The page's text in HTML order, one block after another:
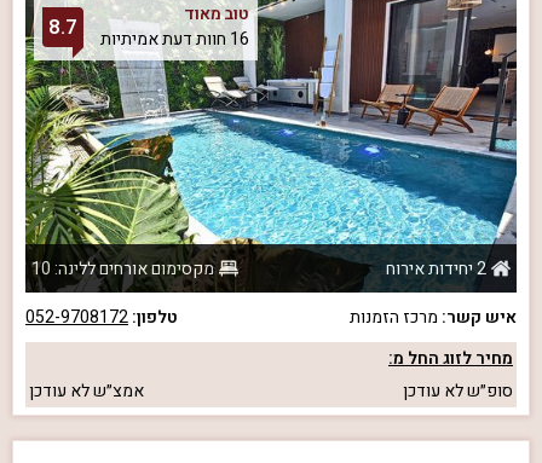
טוב מאוד
16 חוות דעת אמיתיות
8.7
2 יחידות אירוח
מקסימום אורחים ללינה: 10
איש קשר: מרכז הזמנות טלפון:052-9708172
מחיר לזוג החל מ:
סופ״שלא עודכן אמצ״שלא עודכן